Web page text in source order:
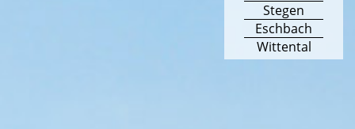
Stegen
Eschbach
Wittental